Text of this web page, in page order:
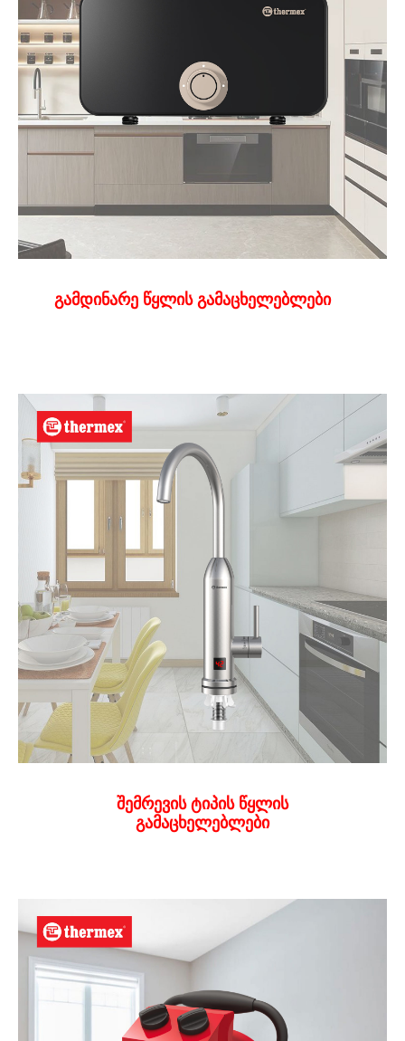
გამდინარე წყლის გამაცხელებლები
შემრევის ტიპის წყლის
გამაცხელებლები